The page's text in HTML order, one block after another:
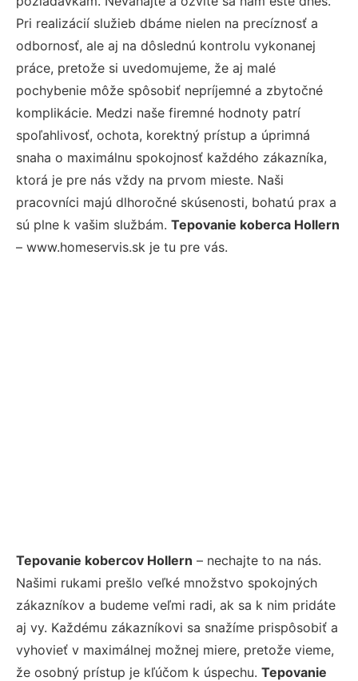
Pri realizácií služieb dbáme nielen na precíznosť a
odbornosť, ale aj na dôslednú kontrolu vykonanej
práce, pretože si uvedomujeme, že aj malé
pochybenie môže spôsobiť nepríjemné a zbytočné
komplikácie. Medzi naše firemné hodnoty patrí
spoľahlivosť, ochota, korektný prístup a úprimná
snaha o maximálnu spokojnosť každého zákazníka,
ktorá je pre nás vždy na prvom mieste. Naši
pracovníci majú dlhoročné skúsenosti, bohatú prax a
sú plne k vašim službám. Tepovanie koberca Hollern
– www.homeservis.sk je tu pre vás.
Tepovanie kobercov Hollern – nechajte to na nás.
Našimi rukami prešlo veľké množstvo spokojných
zákazníkov a budeme veľmi radi, ak sa k nim pridáte
aj vy. Každému zákazníkovi sa snažíme prispôsobiť a
vyhovieť v maximálnej možnej miere, pretože vieme,
že osobný prístup je kľúčom k úspechu. Tepovanie